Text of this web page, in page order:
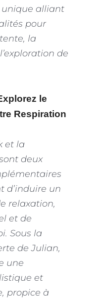
alliant
pour
la
de
le
Respiration
et la
deux
d’induire un
relaxation,
et de
Sous la
de Julian,
une
et
propice à